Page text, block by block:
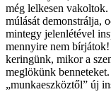
még lelkesen
múlását demonstrálja,
mintegy jelenlétével
mennyire nem
keringünk, mikor a
meglökünk
„munkaeszköztől” új